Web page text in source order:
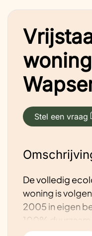
Stel een vraag
De volledig
woning is
2005 in eigen
100% duurzaam
Logs, onder de